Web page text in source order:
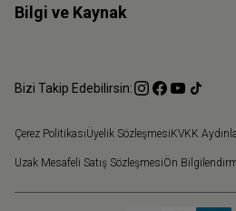
Bilgi ve Kaynak
Bizi Takip Edebilirsin:
Çerez PolitikasıÜyelik SözleşmesiKVKK
Uzak Mesafeli Satış SözleşmesiÖn